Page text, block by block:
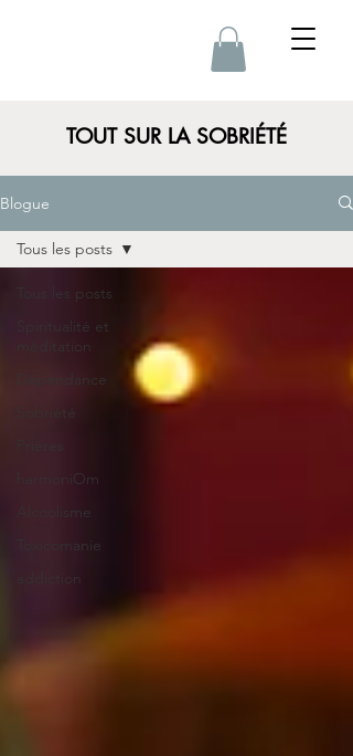
TOUT SUR LA SOBRIÉTÉ
Blogue
Tous les posts
Spiritualité et
méditation
Dépendance
harmoniOm
Alcoolisme
Toxicomanie
addiction
Tous les posts